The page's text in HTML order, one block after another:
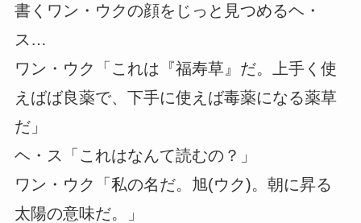
書くワン・ウクの顔をじっと見つめるヘ・
ス…
ワン・ウク「これは『福寿草』だ。上手く使
えばば良薬で、下手に使えば毒薬になる薬草
だ」
ヘ・ス「これはなんて読むの？」
ワン・ウク「私の名だ。旭(ウク)。朝に昇る
太陽の意味だ。」